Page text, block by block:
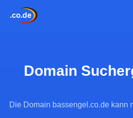
Domain
Die Domain bassengel.co.de kann